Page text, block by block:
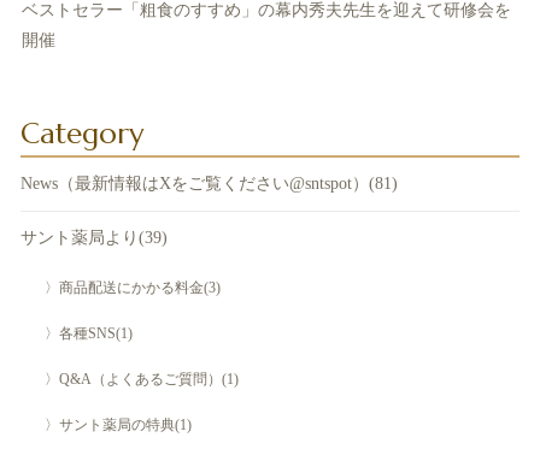
ベストセラー「粗食のすすめ」の幕内秀夫先生を迎えて研修会を
開催
Category
News（最新情報はXをご覧ください@sntspot）(81)
サント薬局より(39)
〉商品配送にかかる料金(3)
〉各種SNS(1)
〉Q&A（よくあるご質問）(1)
〉サント薬局の特典(1)